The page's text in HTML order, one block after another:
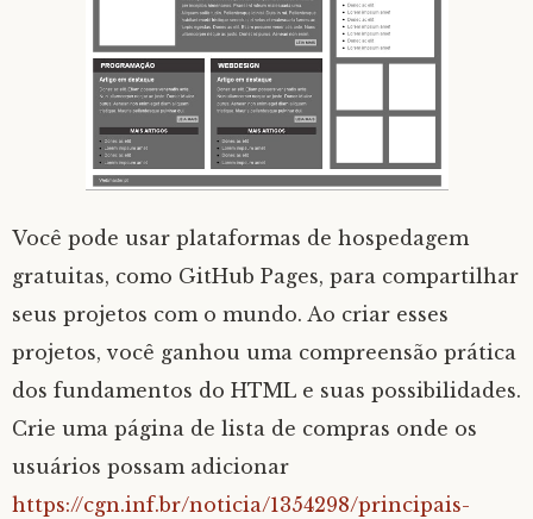
Você pode usar plataformas de hospedagem
gratuitas, como GitHub Pages, para compartilhar
seus projetos com o mundo. Ao criar esses
projetos, você ganhou uma compreensão prática
dos fundamentos do HTML e suas possibilidades.
Crie uma página de lista de compras onde os
usuários possam adicionar
https://cgn.inf.br/noticia/1354298/principais-